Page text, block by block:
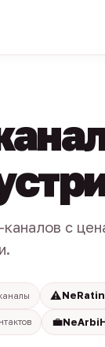
с
⚠️
💼